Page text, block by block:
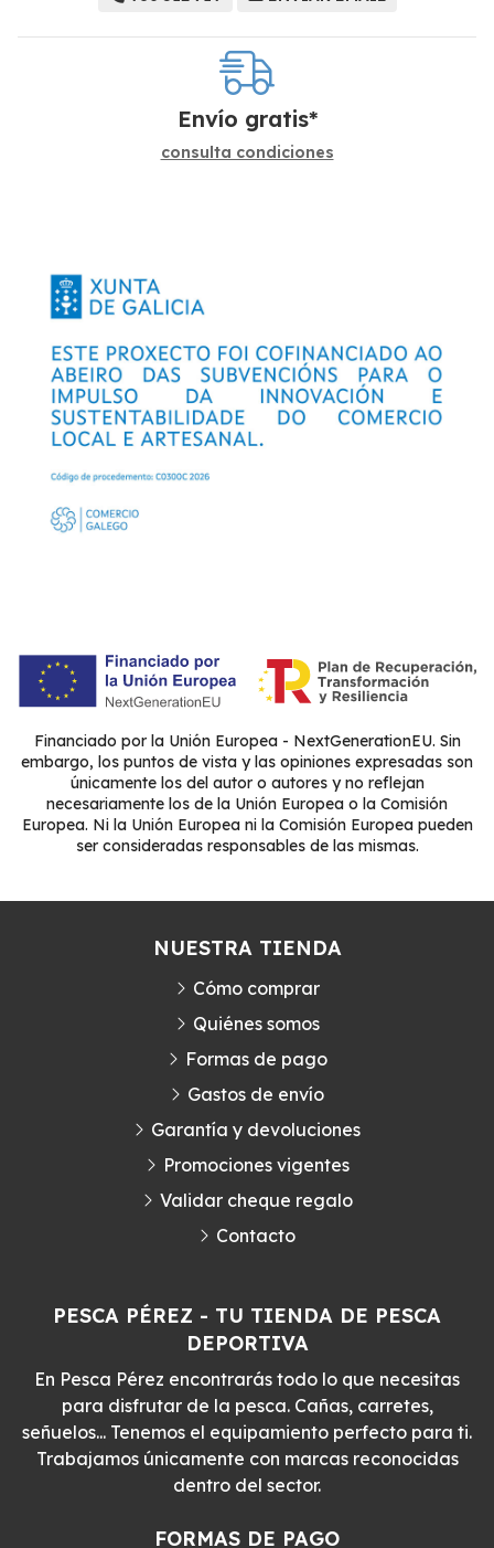
Envío gratis*
consulta condiciones
Financiado por la Unión Europea - NextGenerationEU. Sin
embargo, los puntos de vista y las opiniones expresadas son
únicamente los del autor o autores y no reflejan
necesariamente los de la Unión Europea o la Comisión
Europea. Ni la Unión Europea ni la Comisión Europea pueden
ser consideradas responsables de las mismas.
PESCA PÉREZ - TU TIENDA DE PESCA
DEPORTIVA
En Pesca Pérez encontrarás todo lo que necesitas
para disfrutar de la pesca. Cañas, carretes,
señuelos... Tenemos el equipamiento perfecto para ti.
Trabajamos únicamente con marcas reconocidas
dentro del sector.
FORMAS DE PAGO
NUESTRA TIENDA
Cómo comprar
Quiénes somos
Formas de pago
Gastos de envío
Garantía y devoluciones
Promociones vigentes
Validar cheque regalo
Contacto